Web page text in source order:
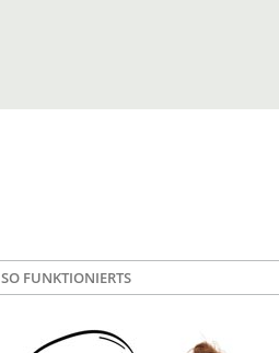
SO FUNKTIONIERTS